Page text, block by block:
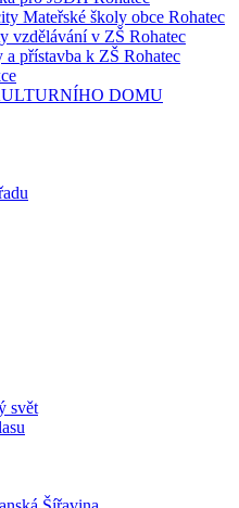
Mateřské školy obce Rohatec
vzdělávání v ZŠ Rohatec
a přístavba k ZŠ Rohatec
DOMU
svět